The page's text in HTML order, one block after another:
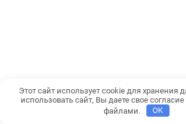
Этот сайт использует cookie для хранения
использовать сайт, Вы даете свое
файлами.
OK